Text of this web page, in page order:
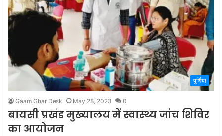
पूर्णिया
Gaam Ghar Desk May 28, 2023 0
बायसी प्रखंड मुख्यालय में स्वास्थ्य जांच शिविर
का आयोजन